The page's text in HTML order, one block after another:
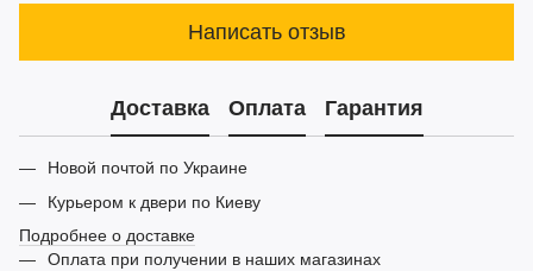
Написать отзыв
Доставка Оплата Гарантия
Новой почтой по Украине
Курьером к двери по Киеву
Подробнее о доставке
Оплата при получении в наших магазинах